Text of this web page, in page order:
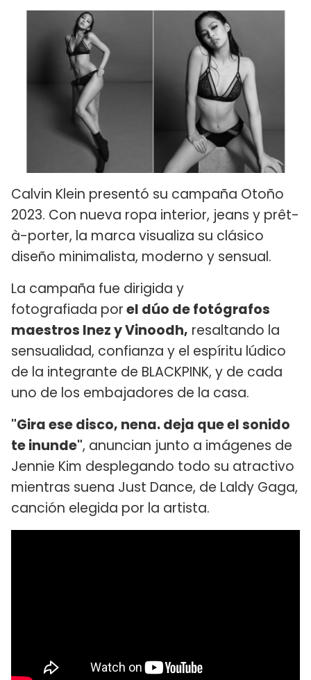
Calvin Klein presentó su campaña Otoño
2023. Con nueva ropa interior, jeans y prêt-
à-porter, la marca visualiza su clásico
diseño minimalista, moderno y sensual.
La campaña fue dirigida y
fotografiada porel dúo de fotógrafos
maestros Inez y Vinoodh, resaltando la
sensualidad, confianza y el espíritu lúdico
de la integrante de BLACKPINK, y de cada
uno de los embajadores de la casa.
"Gira ese disco, nena. deja que el sonido
te inunde", anuncian junto a imágenes de
Jennie Kim desplegando todo su atractivo
mientras suena Just Dance, de Laldy Gaga,
canción elegida por la artista.